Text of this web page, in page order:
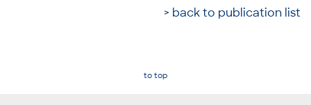
> back to publication list
to top